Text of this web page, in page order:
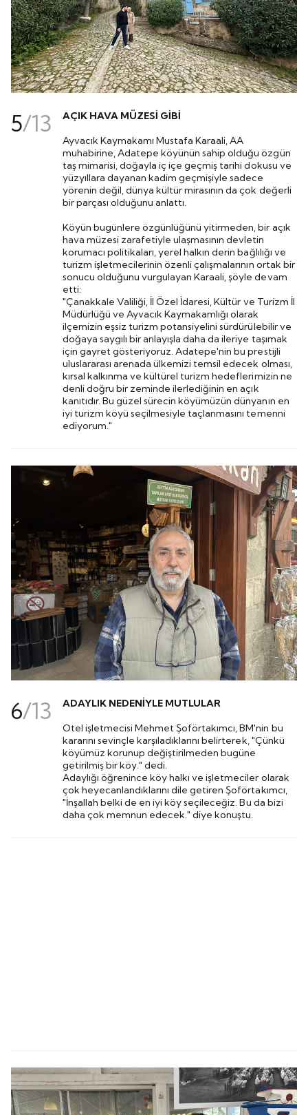
5/13
AÇIK HAVA MÜZESİ GİBİ
Ayvacık Kaymakamı Mustafa Karaali, AA
muhabirine, Adatepe köyünün sahip olduğu özgün
taş mimarisi, doğayla iç içe geçmiş tarihi dokusu ve
yüzyıllara dayanan kadim geçmişiyle sadece
yörenin değil, dünya kültür mirasının da çok değerli
bir parçası olduğunu anlattı.
Köyün bugünlere özgünlüğünü yitirmeden, bir açık
hava müzesi zarafetiyle ulaşmasının devletin
korumacı politikaları, yerel halkın derin bağlılığı ve
turizm işletmecilerinin özenli çalışmalarının ortak bir
sonucu olduğunu vurgulayan Karaali, şöyle devam
etti:
"Çanakkale Valiliği, İl Özel İdaresi, Kültür ve Turizm İl
Müdürlüğü ve Ayvacık Kaymakamlığı olarak
ilçemizin eşsiz turizm potansiyelini sürdürülebilir ve
doğaya saygılı bir anlayışla daha da ileriye taşımak
için gayret gösteriyoruz. Adatepe'nin bu prestijli
uluslararası arenada ülkemizi temsil edecek olması,
kırsal kalkınma ve kültürel turizm hedeflerimizin ne
denli doğru bir zeminde ilerlediğinin en açık
kanıtıdır. Bu güzel sürecin köyümüzün dünyanın en
iyi turizm köyü seçilmesiyle taçlanmasını temenni
ediyorum."
6/13
ADAYLIK NEDENİYLE MUTLULAR
Otel işletmecisi Mehmet Şoförtakımcı, BM'nin bu
kararını sevinçle karşıladıklarını belirterek, "Çünkü
köyümüz korunup değiştirilmeden bugüne
getirilmiş bir köy." dedi.
Adaylığı öğrenince köy halkı ve işletmeciler olarak
çok heyecanlandıklarını dile getiren Şoförtakımcı,
"İnşallah belki de en iyi köy seçileceğiz. Bu da bizi
daha çok memnun edecek." diye konuştu.